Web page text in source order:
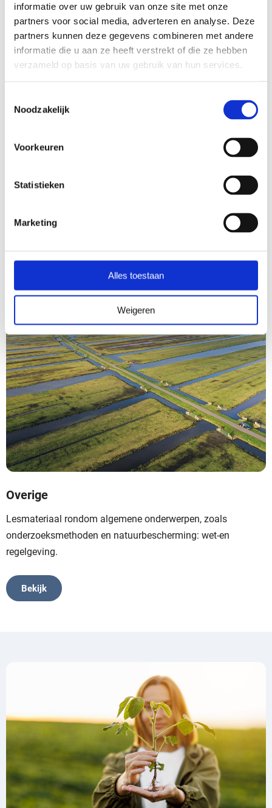
informatie over uw gebruik van onze site met onze
partners voor social media, adverteren en analyse. Deze
partners kunnen deze gegevens combineren met andere
informatie die u aan ze heeft verstrekt of die ze hebben
verzameld op basis van uw gebruik van hun services.
Noodzakelijk
Voorkeuren
Statistieken
Marketing
Alles toestaan
Weigeren
Leefomgeving
Lesmateriaal over de leefomgeving. Deze heeft invloed op
Overige
Lesmateriaal rondom algemene onderwerpen, zoals
onderzoeksmethoden en natuurbescherming: wet-en
regelgeving.
Bekijk